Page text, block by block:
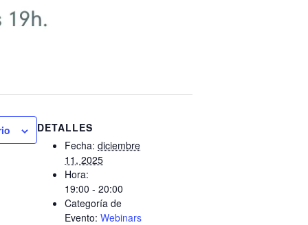
DETALLES
Fecha: diciembre
11, 2025
Hora:
19:00 - 20:00
Categoría de
Evento: Webinars